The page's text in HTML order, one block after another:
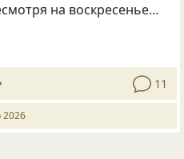
на воскресенье…
11
2026